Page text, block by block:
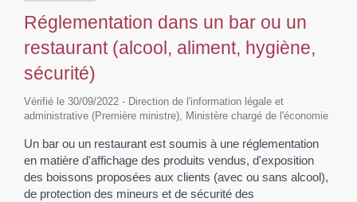
Réglementation dans un bar ou un
restaurant (alcool, aliment, hygiène,
sécurité)
Vérifié le 30/09/2022 - Direction de l'information légale et
administrative (Première ministre), Ministère chargé de l'économie
Un bar ou un restaurant est soumis à une réglementation
en matière d'affichage des produits vendus, d'exposition
des boissons proposées aux clients (avec ou sans alcool),
de protection des mineurs et de sécurité des